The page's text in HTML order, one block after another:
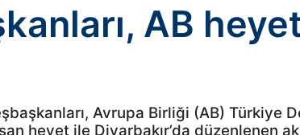
AB
Avrupa Birliği (AB) Türkiye
heyet ile Diyarbakır’da düzenlenen